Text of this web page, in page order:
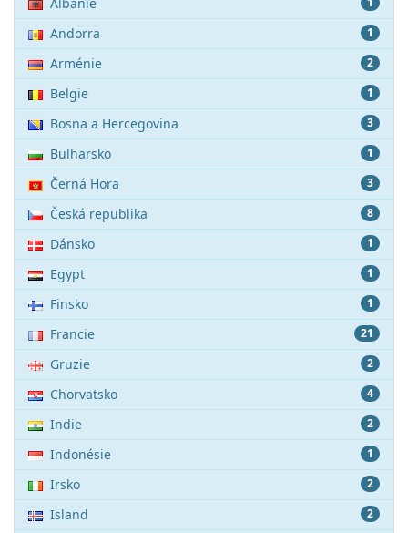
1
Andorra
2
Arménie
1
Belgie
3
Bosna a Hercegovina
1
Bulharsko
3
Černá Hora
8
Česká republika
1
Dánsko
1
Egypt
1
Finsko
21
Francie
2
Gruzie
4
Chorvatsko
2
Indie
1
Indonésie
2
Irsko
2
Island